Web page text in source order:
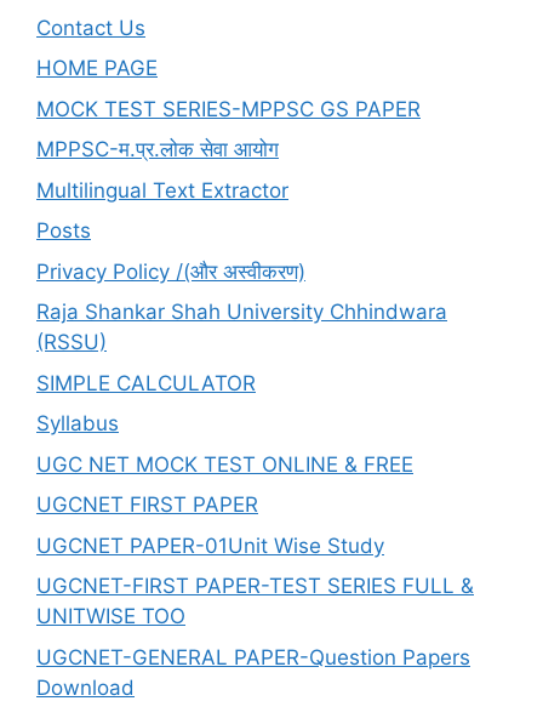
Contact Us
HOME PAGE
MOCK TEST SERIES-MPPSC GS PAPER
MPPSC-म.प्र.लोक सेवा आयोग
Multilingual Text Extractor
Posts
Privacy Policy /(और अस्वीकरण)
Raja Shankar Shah University Chhindwara
(RSSU)
SIMPLE CALCULATOR
Syllabus
UGC NET MOCK TEST ONLINE & FREE
UGCNET FIRST PAPER
UGCNET PAPER-01Unit Wise Study
UGCNET-FIRST PAPER-TEST SERIES FULL &
UNITWISE TOO
UGCNET-GENERAL PAPER-Question Papers
Download